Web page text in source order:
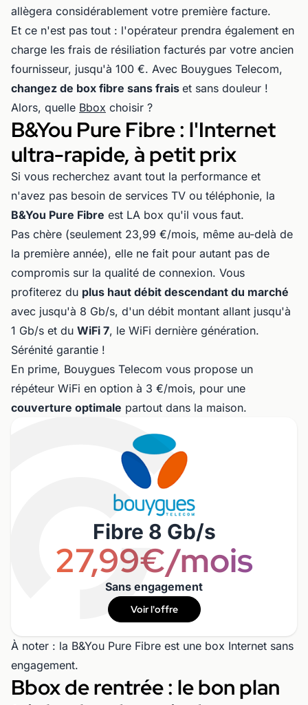
allègera considérablement votre première facture.
Et ce n'est pas tout : l'opérateur prendra également en
charge les frais de résiliation facturés par votre ancien
fournisseur, jusqu'à 100 €. Avec Bouygues Telecom,
changez de box fibre sans frais et sans douleur !
Alors, quelle Bbox choisir ?
B&You Pure Fibre : l'Internet
ultra-rapide, à petit prix
Si vous recherchez avant tout la performance et
n'avez pas besoin de services TV ou téléphonie, la
B&You Pure Fibre est LA box qu'il vous faut.
Pas chère (seulement 23,99 €/mois, même au-delà de
la première année), elle ne fait pour autant pas de
compromis sur la qualité de connexion. Vous
profiterez du plus haut débit descendant du marché
avec jusqu'à 8 Gb/s, d'un débit montant allant jusqu'à
1 Gb/s et du WiFi 7, le WiFi dernière génération.
Sérénité garantie !
En prime, Bouygues Telecom vous propose un
répéteur WiFi en option à 3 €/mois, pour une
couverture optimale partout dans la maison.
Fibre 8 Gb/s
27,99€/mois
Sans engagement
Voir l'offre
À noter : la B&You Pure Fibre est une box Internet sans
engagement.
Bbox de rentrée : le bon plan